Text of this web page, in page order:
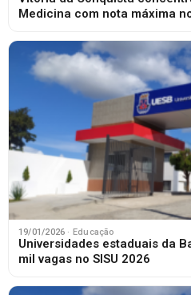
Medicina com nota máxima
19/01/2026 · Educação
Universidades estaduais da
mil vagas no SISU 2026